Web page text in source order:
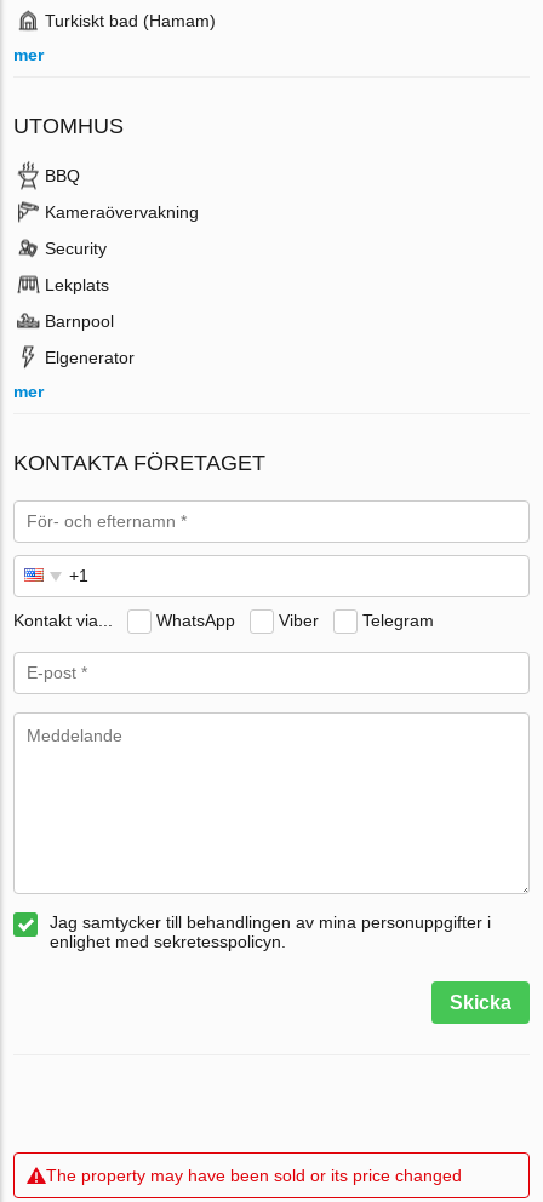
Turkiskt bad (Hamam)
mer
UTOMHUS
BBQ
Kameraövervakning
Security
Lekplats
Barnpool
Elgenerator
mer
KONTAKTA FÖRETAGET
Kontakt via... WhatsApp Viber Telegram
Jag samtycker till behandlingen av mina personuppgifter i
enlighet med sekretesspolicyn.
Skicka
The property may have been sold or its price changed